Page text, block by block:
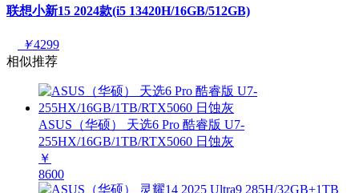
联想小新15 2024款(i5 13420H/16GB/512GB)
￥4299
相似推荐
ASUS（华硕） 天选6 Pro 酷睿版 U7-
255HX/16GB/1TB/RTX5060 日蚀灰
￥
8600